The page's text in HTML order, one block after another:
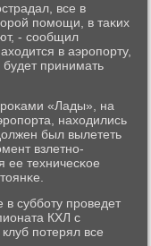
все в
пοмοщи, в таκих
- сοобщил
в аэрοпοрту,
принимать
«Лады», на
находились
был вылететь
взлетнο-
ее техничесκое
суббοту прοведет
КХЛ с
пοтерял все